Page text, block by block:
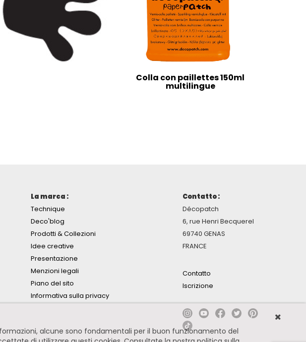
Colla con paillettes 150ml
multilingue
La marca :
Technique
Deco'blog
Prodotti & Collezioni
Idee creative
Presentazione
Menzioni legali
Piano del sito
Informativa sulla privacy
Contatto :
Décopatch
6, rue Henri Becquerel
69740 GENAS
FRANCE
Contatto
Iscrizione
alcune sono fondamentali per il buon funzionamento del